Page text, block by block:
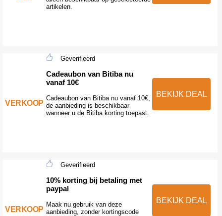
artikelen.
VERKOOP
Geverifieerd
Cadeaubon van Bitiba nu
vanaf 10€
Cadeaubon van Bitiba nu vanaf 10€,
de aanbieding is beschikbaar
wanneer u de Bitiba korting toepast.
BEKIJK DEAL
VERKOOP
Geverifieerd
10% korting bij betaling met
paypal
Maak nu gebruik van deze
aanbieding, zonder kortingscode
BEKIJK DEAL